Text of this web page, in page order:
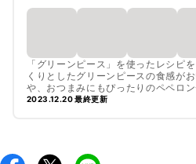
「グリーンピース」を使ったレシピ
くりとしたグリーンピースの食感が
や、おつまみにもぴったりのペペロ
アレンジレシピをご紹介しています
2023.12.20 最終更新